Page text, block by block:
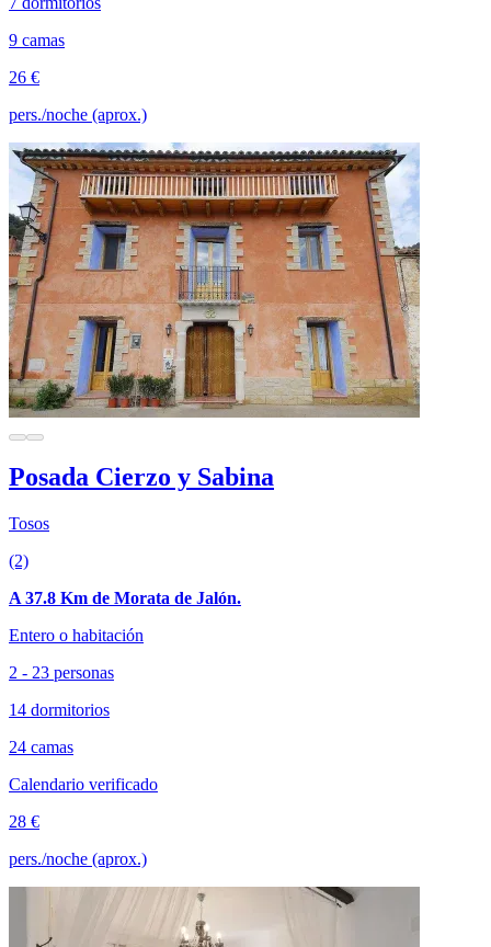
9 camas
26 €
pers./noche (aprox.)
Posada Cierzo y Sabina
Tosos
(2)
A 37.8 Km de Morata de Jalón.
Entero o habitación
2 - 23 personas
14 dormitorios
24 camas
Calendario verificado
28 €
pers./noche (aprox.)